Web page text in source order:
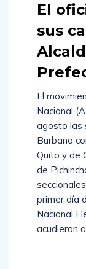
El
sus
El
Nacional
agosto las
Burbano
Quito y de
de
primer día
Nacional
acudieron